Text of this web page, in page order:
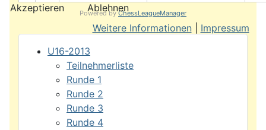
U16-2013
Teilnehmerliste
Runde 1
Runde 2
Runde 3
Runde 4
Powered byChessLeagueManager
Akzeptieren
Ablehnen
Weitere Informationen| Impressum